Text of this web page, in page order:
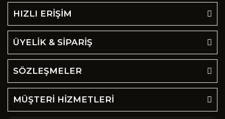
HIZLI ERİŞİM
ÜYELİK & SİPARİŞ
SÖZLEŞMELER
MÜŞTERİ HİZMETLERİ